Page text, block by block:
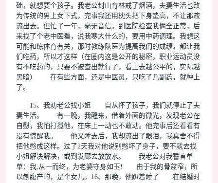
础，就想要个孩子。我老公封山育林戒了烟酒，夫妻生活也改
为传统的男上女下式，完事我还用枕头把下身垫高，不让那液
流出去。但忙了一年，毫无音信。到医院检查我俩全正常，后
来找了个老中医看，说我寒大什么的，要用中药调理。我想这
可能和练体育有关，那时教练队医为提高我们的成绩，都让我
们吃药，所以才这样（在圈内这是公开的秘密，职业运动员没
有不吃药的，只要不被查出就行了，看上去越公平的，实际越
黑暗） 在有些方面，还是中医灵，只吃了几副药，就种上
了。
15、我劝老公找小姐 自从怀了孩子，我们就停止了夫
妻生活。 有一晚，我醒来，借着外面的微光，发现老公在
自慰，我怕打搅他，在床上一动也不敢动。他完事后还看看有
没有惊醒我。 他又睡去后，我却流出了眼泪，我真舍不得
把他憋成这样。过了2天我对他说别憋坏了身子，要不就去找
小姐解决解决，或到发廊去放放水。 我老公对我誓言单
单：我,从一而终，为老婆守身如玉! 由于我的骨盆窄，所
以刨腹产的，是个女儿。16、那晚，他趴着睡了 在结婚时